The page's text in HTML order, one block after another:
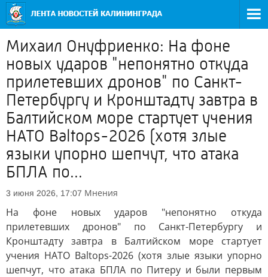
Михаил Онуфриенко: На фоне
новых ударов "непонятно откуда
прилетевших дронов" по Санкт-
Петербургу и Кронштадту завтра в
Балтийском море стартует учения
НАТО Baltops-2026 (хотя злые
языки упорно шепчут, что атака
БПЛА по...
3 июня 2026, 17:07 Мнения
На фоне новых ударов "непонятно откуда
прилетевших дронов" по Санкт-Петербургу и
Кронштадту завтра в Балтийском море стартует
учения НАТО Baltops-2026 (хотя злые языки упорно
шепчут, что атака БПЛА по Питеру и были первым